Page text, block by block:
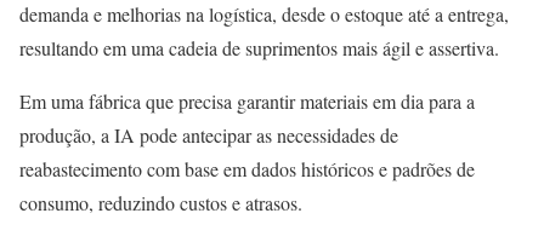
demanda e melhorias na logística, desde o estoque até a entrega,
resultando em uma cadeia de suprimentos mais ágil e assertiva.
Em uma fábrica que precisa garantir materiais em dia para a
produção, a IA pode antecipar as necessidades de
reabastecimento com base em dados históricos e padrões de
consumo, reduzindo custos e atrasos.